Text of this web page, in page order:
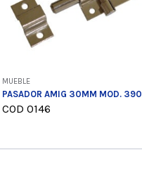
MUEBLE
PASADOR AMIG 30MM MOD. 390
COD 0146